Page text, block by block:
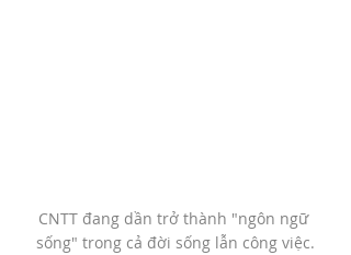
CNTT đang dần trở thành "ngôn ngữ
sống" trong cả đời sống lẫn công việc.